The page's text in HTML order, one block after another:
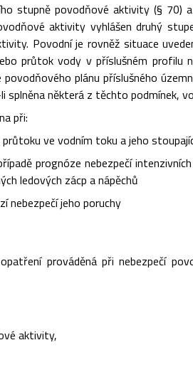
stupně povodňové aktivity (§ 70)
aktivity vyhlášen druhý
Povodní je rovněž situace
průtok vody v příslušném profilu
plánu příslušného
některá z těchto podmínek,
při:
ve vodním toku a jeho
prognóze nebezpečí
ledových zácp a nápěchů
nebezpečí jeho poruchy
prováděná při nebezpečí
aktivity,